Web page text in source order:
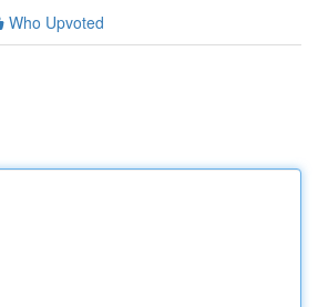
Who Upvoted